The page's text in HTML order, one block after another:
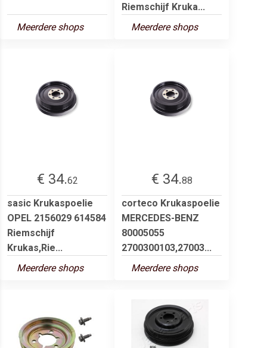
Meerdere shops
Riemschijf Kruka...
Meerdere shops
€ 34.62
sasic Krukaspoelie
OPEL 2156029 614584
Riemschijf
Krukas,Rie...
Meerdere shops
€ 34.88
corteco Krukaspoelie
MERCEDES-BENZ
80005055
2700300103,27003...
Meerdere shops